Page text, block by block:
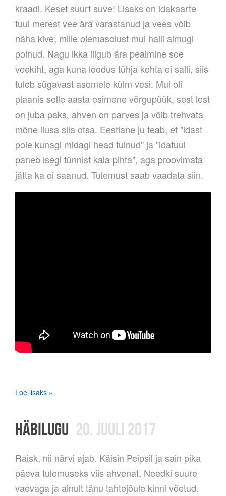
kraadi. Keset suurt suve! Lisaks on idakaarte
tuul merest vee ära varastanud ja vees võib
näha kive, mille olemasolust mul halli aimugi
polnud. Nagu ikka liigub ära pealmine soe
veekiht, aga kuna loodus tühja kohta ei salli, siis
tuleb sügavast asemele külm vesi. Mul oli
plaanis selle aasta esimene võrgupüük, sest lest
on juba paks, ahven on parves ja võib trehvata
mõne ilusa siia otsa. Eestlane ju teab, et "idast
pole kunagi midagi head tulnud" ja "idatuul
paneb isegi tünnist kala pihta", aga proovimata
jätta ka ei saanud. Tulemust saab vaadata siin.
Loe lisaks »
HÄBILUGU 20. JUULI 2017
Raisk, nii närvi ajab. Käisin Peipsil ja sain pika
päeva tulemuseks viis ahvenat. Needki suure
vaevaga ja ainult tänu tahtejõule kinni võetud.